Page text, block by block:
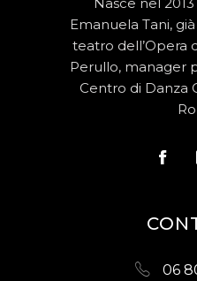
Emanuela Tani,
teatro dell’Opera
Perullo, manager
Centro di Danza
06